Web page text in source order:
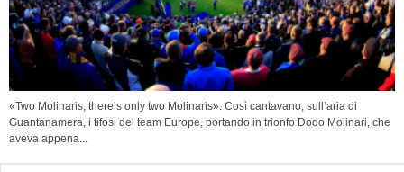
«Two Molinaris, there’s only two Molinaris». Così cantavano, sull’aria di
Guantanamera, i tifosi del team Europe, portando in trionfo Dodo Molinari, che
aveva appena...